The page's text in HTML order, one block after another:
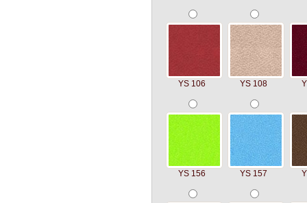
YS 106 YS 108
YS 156 YS 157